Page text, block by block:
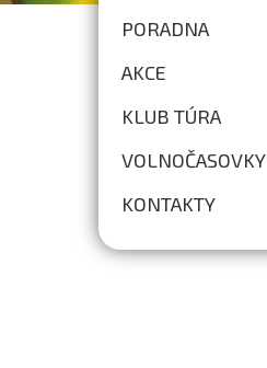
PORADNA
AKCE
KLUB TÚRA
VOLNOČASOVKY
KONTAKTY